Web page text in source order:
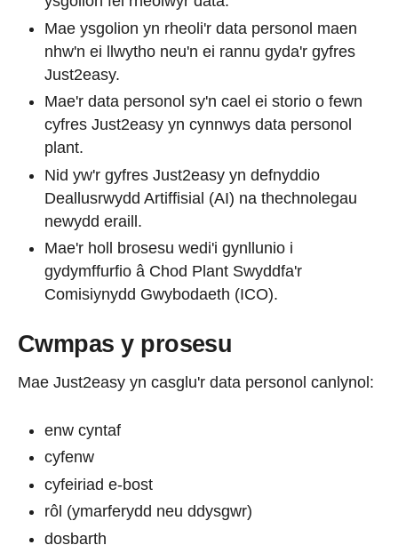
Mae ysgolion yn rheoli'r data personol maen
nhw'n ei llwytho neu'n ei rannu gyda'r gyfres
Just2easy.
Mae'r data personol sy'n cael ei storio o fewn
cyfres Just2easy yn cynnwys data personol
plant.
Nid yw'r gyfres Just2easy yn defnyddio
Deallusrwydd Artiffisial (AI) na thechnolegau
newydd eraill.
Mae'r holl brosesu wedi'i gynllunio i
gydymffurfio â Chod Plant Swyddfa'r
Comisiynydd Gwybodaeth (ICO).
Cwmpas y prosesu
Mae Just2easy yn casglu'r data personol canlynol:
enw cyntaf
cyfenw
cyfeiriad e-bost
rôl (ymarferydd neu ddysgwr)
dosbarth